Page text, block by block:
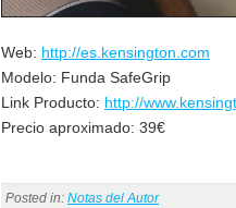
Web: http://es.kensington.com
Modelo: Funda SafeGrip
Link Producto: http://
Precio aproximado: 39€
Posted in: Notas del Autor